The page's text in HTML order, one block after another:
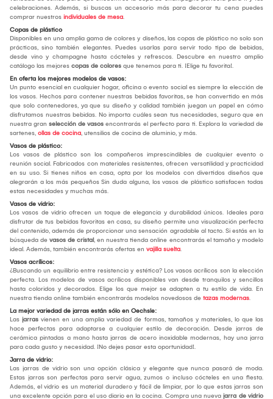
celebraciones. Además, si buscas un accesorio más para decorar tu cena puedes
comprar nuestros individuales de mesa.
Copas de plástico
Disponibles en una amplia gama de colores y diseños, las copas de plástico no solo son
prácticas, sino también elegantes. Puedes usarlas para servir todo tipo de bebidas,
desde vino y champagne hasta cócteles y refrescos. Descubre en nuestro amplio
catálogo las mejores copas de colores que tenemos para ti. ¡Elige tu favorita!.
En oferta los mejores modelos de vasos:
Un punto esencial en cualquier hogar, oficina o evento social es siempre la elección de
los vasos. Hechos para contener nuestras bebidas favoritas, se han convertido en más
que solo contenedores, ya que su diseño y calidad también juegan un papel en cómo
disfrutamos nuestras bebidas. No importa cuáles sean tus necesidades, seguro que en
nuestra gran selección de vasos encontrarás el perfecto para ti. Explora la variedad de
sartenes, ollas de cocina, utensilios de cocina de aluminio, y más.
Vasos de plástico:
Los vasos de plástico son los compañeros imprescindibles de cualquier evento o
reunión social. Fabricados con materiales resistentes, ofrecen versatilidad y practicidad
en su uso. Si tienes niños en casa, opta por los modelos con divertidos diseños que
alegrarán a los más pequeños Sin duda alguna, los vasos de plástico satisfacen todas
estas necesidades y muchas más.
Vasos de vidrio:
Los vasos de vidrio ofrecen un toque de elegancia y durabilidad únicos. Ideales para
disfrutar de tus bebidas favoritas en casa, su diseño permite una visualización perfecta
del contenido, además de proporcionar una sensación agradable al tacto. Si estás en la
búsqueda de vasos de cristal, en nuestra tienda online encontrarás el tamaño y modelo
ideal. Además, también encontrarás ofertas en vajilla suelta.
Vasos acrílicos:
¿Buscando un equilibrio entre resistencia y estética? Los vasos acrílicos son la elección
perfecta. Los modelos de vasos acrílicos disponibles van desde tranquilos y sencillos
hasta coloridos y decorados. Elige los que mejor se adapten a tu estilo de vida. En
nuestra tienda online también encontrarás modelos novedosos de tazas modernas.
La mejor variedad de jarras están sólo en Oechsle:
Las jarras vienen en una amplia variedad de formas, tamaños y materiales, lo que las
hace perfectas para adaptarse a cualquier estilo de decoración. Desde jarras de
cerámica pintadas a mano hasta jarras de acero inoxidable modernas, hay una jarra
para cada gusto y necesidad. ¡No dejes pasar esta oportunidad!.
Jarra de vidrio:
Las jarras de vidrio son una opción clásica y elegante que nunca pasará de moda.
Estas jarras son perfectas para servir agua, zumos o incluso cócteles en una fiesta.
Además, el vidrio es un material duradero y fácil de limpiar, por lo que estas jarras son
una excelente opción para el uso diario en la cocina. Compra una nueva jarra de vidrio